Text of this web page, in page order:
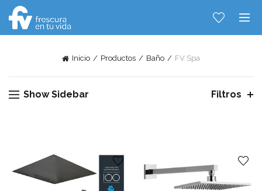
Inicio Productos Baño FV Spa
Show Sidebar Filtros
Hablemos...
Solo tenes que decirme: Hola